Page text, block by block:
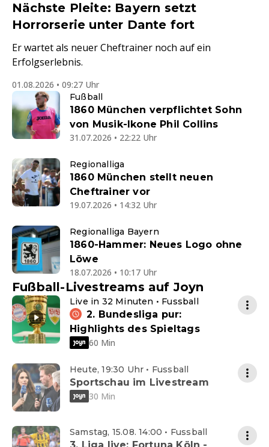
Nächste Pleite: Bayern setzt
Horrorserie unter Dante fort
Er wartet als neuer Cheftrainer noch auf ein
Erfolgserlebnis.
01.08.2026 • 09:27 Uhr
Fußball
1860 München verpflichtet Sohn
von Musik-Ikone Phil Collins
31.07.2026 • 22:22 Uhr
Regionalliga
1860 München stellt neuen
Cheftrainer vor
19.07.2026 • 14:32 Uhr
Regionalliga Bayern
1860-Hammer: Neues Logo ohne
Löwe
18.07.2026 • 10:17 Uhr
Fußball-Livestreams auf Joyn
Live in 32 Minuten • Fussball
2. Bundesliga pur:
Highlights des Spieltags
60 Min
Heute, 19:30 Uhr • Fussball
Sportschau im Livestream
30 Min
Samstag, 15.08. 14:00 • Fussball